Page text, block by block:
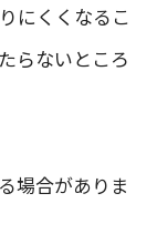
にくくなるこ
らないところ
場合がありま